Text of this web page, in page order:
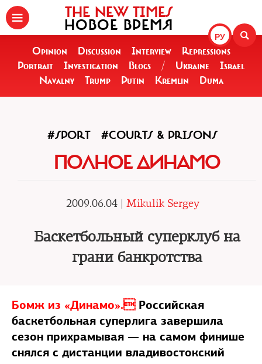
РУ
THE NEW TIMES
НОВОЕ ВРЕМЯ
Opinion Discussion Interview
Repressions
Portrait
Investigation Blogs / Ukraine
Israel
Navalny
Trump Putin Kremlin Duma
#SPORT #COURTS & PRISONS
ПОЛНОЕ ДИНАМО
2009.06.04 | Mikulik Sergey
Баскетбольный суперклуб на
грани банкротства
Бомж из «Динамо». Российская
баскетбольная суперлига завершила
сезон прихрамывая — на самом финише
снялся с дистанции владивостокский